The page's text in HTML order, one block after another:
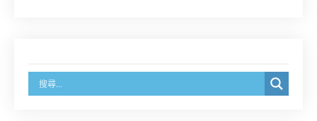
徵詢有意願擔任臺南市115年度國民中小學法治教育